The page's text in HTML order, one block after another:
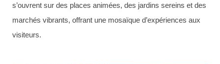
s’ouvrent sur des places animées, des jardins sereins et des
marchés vibrants, offrant une mosaïque d’expériences aux
visiteurs.